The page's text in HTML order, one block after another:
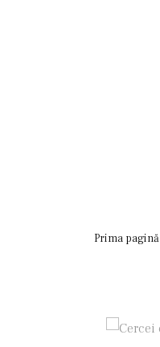
Prima pagină